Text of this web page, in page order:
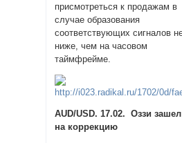
присмотреться к продажам в
случае образования
соответствующих сигналов
ниже, чем на часовом
таймфрейме.
AUD/USD. 17.02. Оззи зашел
на коррекцию